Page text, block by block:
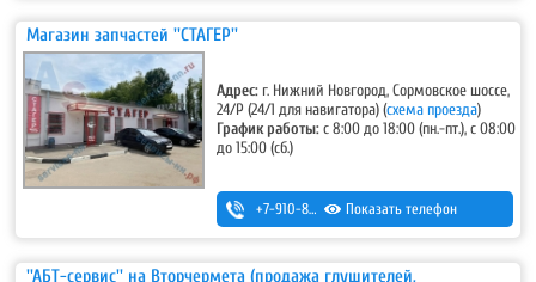
Магазин запчастей ''СТАГЕР''
Адрес: г. Нижний Новгород, Сормовское шоссе,
24/Р (24/1 для навигатора) (схема проезда)
График работы:с 8:00 до 18:00 (пн.-пт.), с 08:00
до 15:00 (сб.)
+7-910-880-26-43 Показать телефон
''АБТ-сервис'' на Вторчермета (продажа глушителей,